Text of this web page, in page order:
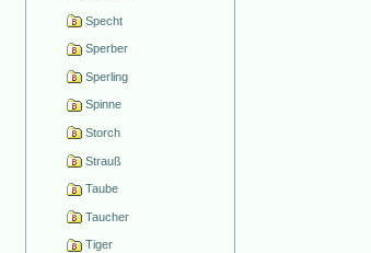
Specht
Sperber
Sperling
Spinne
Storch
Strauß
Taube
Taucher
Tiger